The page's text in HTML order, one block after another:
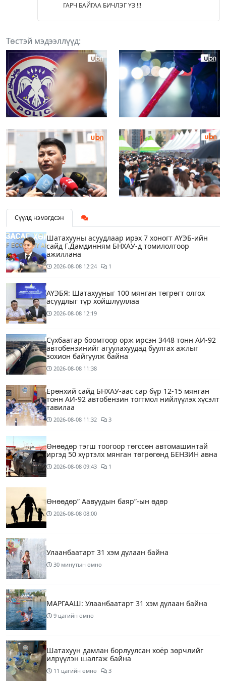
ГАРЧ БАЙГАА БИЧЛЭГ ҮЗ !!!
Төстэй мэдээллүүд:
Сүүлд нэмэгдсэн
Шатахууны асуудлаар ирэх 7 хоногт АҮЭБ-ийн
сайд Г.Дамдинням БНХАУ-д томилолтоор
ажиллана
2026-08-08 12:24 1
АҮЭБЯ: Шатахууныг 100 мянган төгрөгт олгох
асуудлыг түр хойшлууллаа
2026-08-08 12:19
Сүхбаатар боомтоор орж ирсэн 3448 тонн АИ-92
автобензинийг агуулахуудад буулгах ажлыг
зохион байгуулж байна
2026-08-08 11:38
Ерөнхий сайд БНХАУ-аас сар бүр 12-15 мянган
тонн АИ-92 автобензин тогтмол нийлүүлэх хүсэлт
тавилаа
2026-08-08 11:32 3
Өнөөдөр тэгш тоогоор төгссөн автомашинтай
иргэд 50 хүртэлх мянган төгрөгөнд БЕНЗИН авна
2026-08-08 09:43 1
Өнөөдөр” Аавуудын баяр”-ын өдөр
2026-08-08 08:00
Улаанбаатарт 31 хэм дулаан байна
30 минутын өмнө
МАРГААШ: Улаанбаатарт 31 хэм дулаан байна
9 цагийн өмнө
Шатахуун дамлан борлуулсан хоёр зөрчлийг
илрүүлэн шалгаж байна
11 цагийн өмнө 3